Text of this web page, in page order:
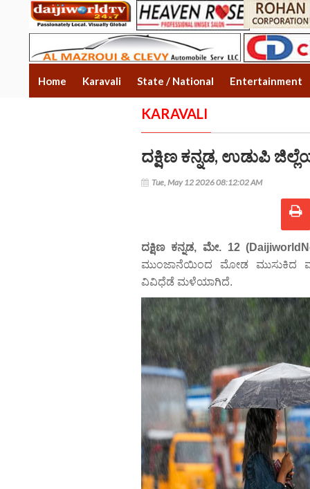
Home Karavali State / National Entertainment
KARAVALI
ದಕ್ಷಿಣ ಕನ್ನಡ, ಉಡುಪಿ
Tue, May 12 2026 08:12:02 AM
ದಕ್ಷಿಣ ಕನ್ನಡ, ಮೇ. 12
ಮುಂಜಾನೆಯಿಂದ ಮೋಡ ಮುಸುಕಿದ
ವಿವಿಧೆಡೆ ಮಳೆಯಾಗಿದೆ.